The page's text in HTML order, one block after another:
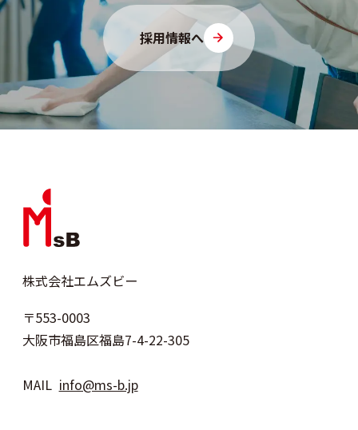
採用情報へ
株式会社エムズビー
〒553-0003
大阪市福島区福島7-4-22-305
MAIL info@ms-b.jp